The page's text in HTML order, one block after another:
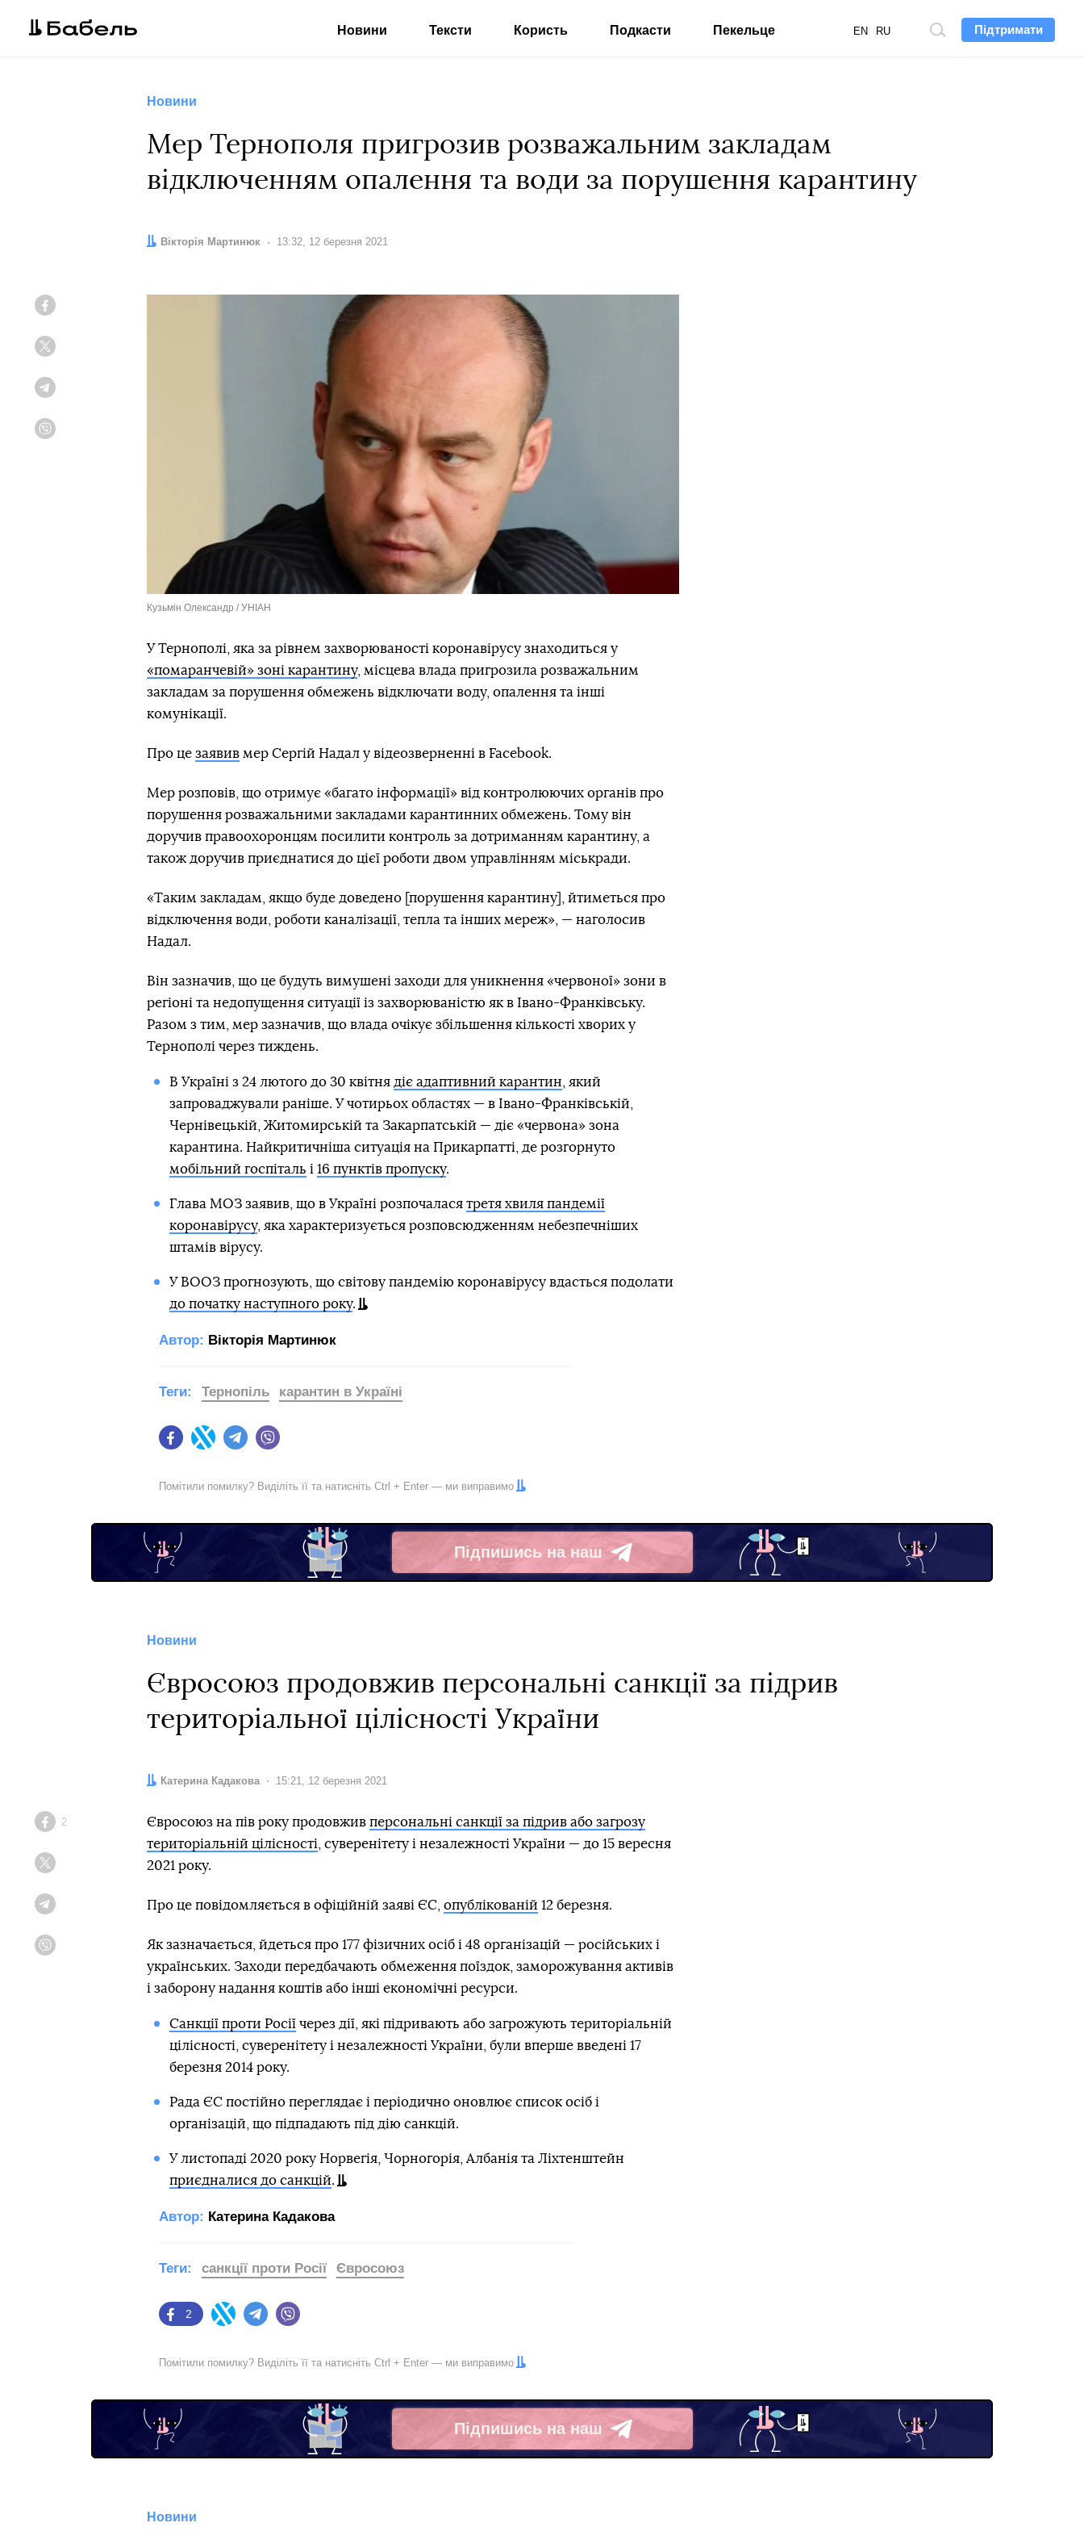
Підтримати
Пошук
EN RU
Новини Тексти Користь Подкасти Пекельце
Новини
Мер Тернополя пригрозив розважальним закладам
відключенням опалення та води за порушення карантину
Автор:
Вікторія Мартинюк Дата:
13:32, 12 березня 2021
Кузьмін Олександр / УНІАН
У Тернополі, яка за рівнем захворюваності коронавірусу знаходиться у
«помаранчевій» зоні карантину, місцева влада пригрозила розважальним
закладам за порушення обмежень відключати воду, опалення та інші
комунікації.
Про це заявив мер Сергій Надал у відеозверненні в Facebook.
Мер розповів, що отримує «багато інформації» від контролюючих органів про
порушення розважальними закладами карантинних обмежень. Тому він
доручив правоохоронцям посилити контроль за дотриманням карантину, а
також доручив приєднатися до цієї роботи двом управлінням міськради.
«Таким закладам, якщо буде доведено [порушення карантину], йтиметься про
відключення води, роботи каналізації, тепла та інших мереж», — наголосив
Надал.
Він зазначив, що це будуть вимушені заходи для уникнення «червоної» зони в
регіоні та недопущення ситуації із захворюваністю як в Івано-Франківську.
Разом з тим, мер зазначив, що влада очікує збільшення кількості хворих у
Тернополі через тиждень.
В Україні з 24 лютого до 30 квітня діє адаптивний карантин , який
запроваджували раніше. У чотирьох областях — в Івано-Франківській,
Чернівецькій, Житомирській та Закарпатській — діє «червона» зона
карантина. Найкритичніша ситуація на Прикарпатті, де розгорнуто
мобільний госпіталь і 16 пунктів пропуску.
Глава МОЗ заявив, що в Україні розпочалася третя хвиля пандемії
коронавірусу, яка характеризується розповсюдженням небезпечніших
штамів вірусу.
У ВООЗ прогнозують, що світову пандемію коронавірусу вдасться подолати
до початку наступного року.
Автор: Вікторія Мартинюк
FacebookTwitter Telegram
Теги: Тернопіль карантин в Україні
Помітили помилку? Виділіть її та натисніть Ctrl + Enter — ми виправимо
Підпишись на наш
Telegram
Новини
Євросоюз продовжив персональні санкції за підрив
територіальної цілісності України
Автор:
Катерина Кадакова Дата:
15:21, 12 березня 2021
Facebook
2 Євросоюз на пів року продовжив персональні санкції за підрив або загрозу
територіальній цілісності , суверенітету і незалежності України — до 15 вересня
2021 року.
Про це повідомляється в офіційній заяві ЄС, опублікованій 12 березня.
Як зазначається, йдеться про 177 фізичних осіб і 48 організацій — російських і
українських. Заходи передбачають обмеження поїздок, заморожування активів
і заборону надання коштів або інші економічні ресурси.
Санкції проти Росії через дії, які підривають або загрожують територіальній
цілісності, суверенітету і незалежності України, були вперше введені 17
березня 2014 року.
Рада ЄС постійно переглядає і періодично оновлює список осіб і
організацій, що підпадають під дію санкцій.
У листопаді 2020 року Норвегія, Чорногорія, Албанія та Ліхтенштейн
приєдналися до санкцій.
Автор: Катерина Кадакова
Facebook
2
Twitter Telegram
Теги: санкції проти Росії Євросоюз
Помітили помилку? Виділіть її та натисніть Ctrl + Enter — ми виправимо
Підпишись на наш
Telegram
Новини